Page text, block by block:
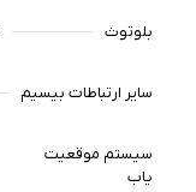
بلوتوث
سایر ارتباطات‌ بیسیم
سیستم موقعیت
یاب